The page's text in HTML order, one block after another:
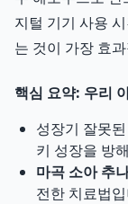
지털 기기 사용
는 것이 가장 효
핵심 요약: 우리
성장기 잘못
키 성장을 방
마곡 소아 추
전한 치료법